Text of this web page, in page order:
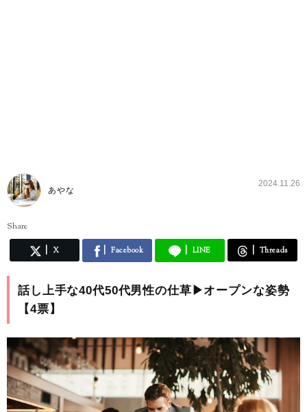
あやな
2024.11.26
Share
X Facebook LINE Threads
話し上手な40代50代男性の仕草▶︎オープンな姿勢
【4票】